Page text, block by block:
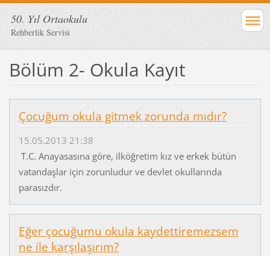
50. Yıl Ortaokulu
Rehberlik Servisi
Bölüm 2- Okula Kayıt
Çocuğum okula gitmek zorunda mıdır?
15.05.2013 21:38
T.C. Anayasasına göre, ilköğretim kız ve erkek bütün
vatandaşlar için zorunludur ve devlet okullarında
parasızdır.
Eğer çocuğumu okula kaydettiremezsem
ne ile karşılaşırım?